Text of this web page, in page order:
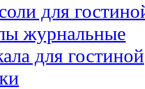
для
журнальные
для гостиной